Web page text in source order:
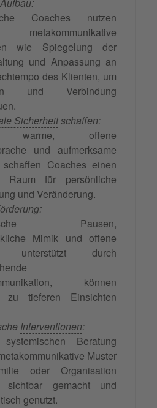
Coaches nutzen
wie Spiegelung der
und Anpassung an
des Klienten, um
und Verbindung
Sicherheitschaffen:
warme, offene
und aufmerksame
schaffen Coaches einen
Raum für persönliche
und Veränderung.
Pausen,
Mimik und offene
durch
können
zu tieferen Einsichten
Interventionen:
Beratung
Muster
oder Organisation
sichtbar gemacht und
genutzt.